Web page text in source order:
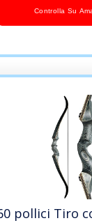
Controlla Su
pollici Tiro